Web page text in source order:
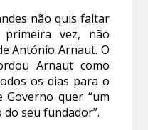
não quis faltar
vez, não
António Arnaut. O
Arnaut como
os dias para o
Governo quer “um
seu fundador”.